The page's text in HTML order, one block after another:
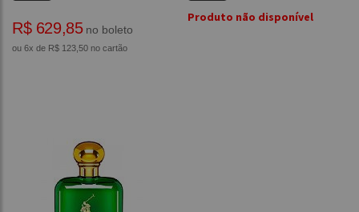
R$ 629,85no boleto
ou 6x de R$ 123,50 no cartão
Produto não disponível